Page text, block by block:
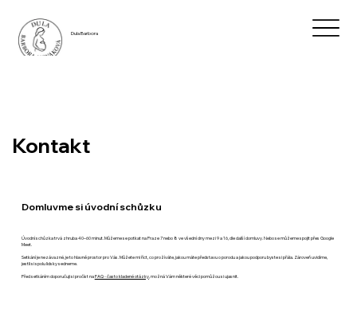
Dula Barbora
Kontakt
Domluvme si úvodní schůzku
Úvodní schůzka trvá zhruba 40–60 minut. Můžeme se potkat na Praze 7 nebo 8 ve všední dny mezi 9 a 16, dle další domluvy. Nebo se můžeme spojit přes Google
Meet.
Setkání je nezávazné, je to hlavně prostor pro Vás. Můžete mi říct, co prožíváte, jakou máte představu o porodu a jakou podporu byste si přála. Zároveň uvidíme,
jestli si spolu lidsky sedneme.
Před setkáním doporučuji si pročíst naFAQ - často kladené otázky, možná Vám některé věci pomůžou si ujasnit.